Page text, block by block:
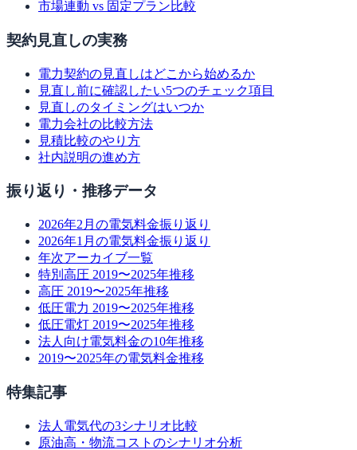
市場連動 vs 固定プラン比較
契約見直しの実務
電力契約の見直しはどこから始めるか
見直し前に確認したい5つのチェック項目
見直しのタイミングはいつか
電力会社の比較方法
見積比較のやり方
社内説明の進め方
振り返り・推移データ
2026年2月の電気料金振り返り
2026年1月の電気料金振り返り
年次アーカイブ一覧
特別高圧 2019〜2025年推移
高圧 2019〜2025年推移
低圧電力 2019〜2025年推移
低圧電灯 2019〜2025年推移
法人向け電気料金の10年推移
2019〜2025年の電気料金推移
特集記事
法人電気代の3シナリオ比較
原油高・物流コストのシナリオ分析